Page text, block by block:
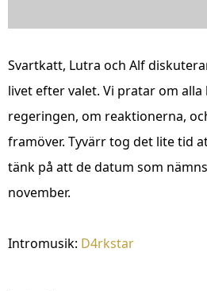
Svartkatt, Lutra och Alf
livet efter valet. Vi pratar om
regeringen, om reaktionerna,
framöver. Tyvärr tog det lite tid
tänk på att de datum som
november.
Intromusik: D4rkstar